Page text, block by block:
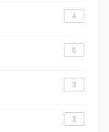
4
6
3
3